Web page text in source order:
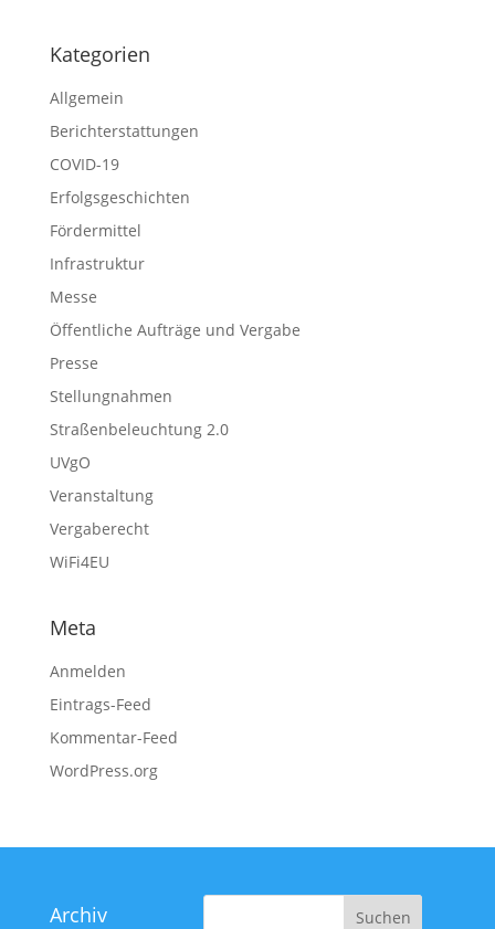
Kategorien
Allgemein
Berichterstattungen
COVID-19
Erfolgsgeschichten
Fördermittel
Infrastruktur
Messe
Öffentliche Aufträge und Vergabe
Presse
Stellungnahmen
Straßenbeleuchtung 2.0
UVgO
Veranstaltung
Vergaberecht
WiFi4EU
Meta
Anmelden
Eintrags-Feed
Kommentar-Feed
WordPress.org
Archiv